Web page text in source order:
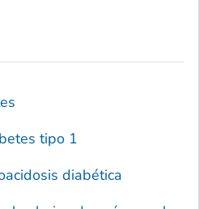
tipo 1
diabética